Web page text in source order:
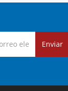
Enviar